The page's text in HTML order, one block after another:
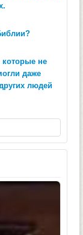
не
даже
людей